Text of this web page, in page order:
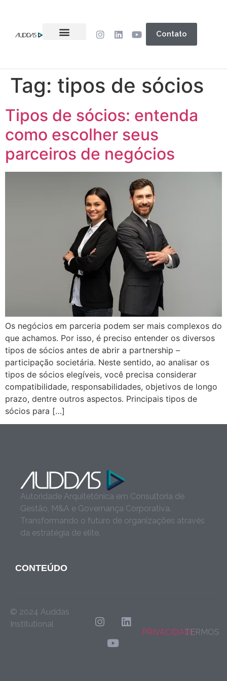
Contato
Tag: tipos de sócios
Tipos de sócios: entenda
como escolher seus
parceiros de negócios
Os negócios em parceria podem ser mais complexos do
que achamos. Por isso, é preciso entender os diversos
tipos de sócios antes de abrir a partnership –
participação societária. Neste sentido, ao analisar os
tipos de sócios elegíveis, você precisa considerar
compatibilidade, responsabilidades, objetivos de longo
prazo, dentre outros aspectos. Principais tipos de
sócios para […]
Autoridade Arquitetônica em Consultoria de
Gestão, M&A e Governança Corporativa.
Transformando o futuro de organizações através
da estratégia de elite.
CONTEÚDO
© 2024 Auddas
Institutional
PRIVACIDADETERMOS